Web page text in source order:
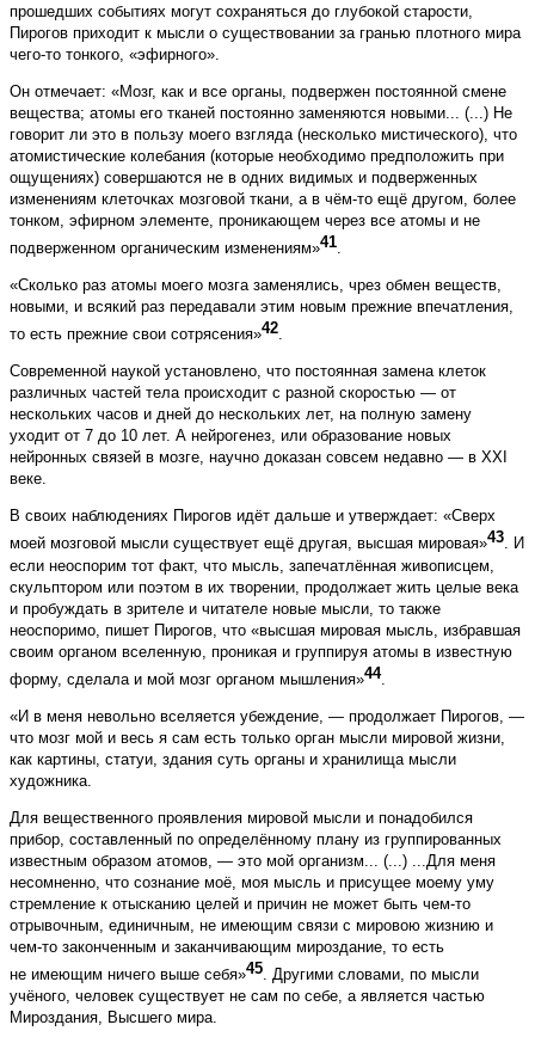
прошедших событиях могут сохраняться до глубокой старости,
Пирогов приходит к мысли о существовании за гранью плотного мира
чего-то тонкого, «эфирного».
Он отмечает: «Мозг, как и все органы, подвержен постоянной смене
вещества; атомы его тканей постоянно заменяются новыми... (...) Не
говорит ли это в пользу моего взгляда (несколько мистического), что
атомистические колебания (которые необходимо предположить при
ощущениях) совершаются не в одних видимых и подверженных
изменениям клеточках мозговой ткани, а в чём-то ещё другом, более
тонком, эфирном элементе, проникающем через все атомы и не
подверженном органическим изменениям»41
«Сколько раз атомы моего мозга заменялись, чрез обмен веществ,
новыми, и всякий раз передавали этим новым прежние впечатления,
то есть прежние свои сотрясения»42.
Современной наукой установлено, что постоянная замена клеток
различных частей тела происходит с разной скоростью — от
нескольких часов и дней до нескольких лет, на полную замену
уходит от 7 до 10 лет. А нейрогенез, или образование новых
нейронных связей в мозге, научно доказан совсем недавно — в XXI
веке.
В своих наблюдениях Пирогов идёт дальше и утверждает: «Сверх
моей мозговой мысли существует ещё другая, высшая мировая»43. И
если неоспорим тот факт, что мысль, запечатлённая живописцем,
скульптором или поэтом в их творении, продолжает жить целые века
и пробуждать в зрителе и читателе новые мысли, то также
неоспоримо, пишет Пирогов, что «высшая мировая мысль, избравшая
своим органом вселенную, проникая и группируя атомы в известную
форму, сделала и мой мозг органом мышления»44.
«И в меня невольно вселяется убеждение, — продолжает Пирогов, —
что мозг мой и весь я сам есть только орган мысли мировой жизни,
как картины, статуи, здания суть органы и хранилища мысли
художника.
Для вещественного проявления мировой мысли и понадобился
прибор, составленный по определённому плану из группированных
известным образом атомов, — это мой организм... (...) ...Для меня
несомненно, что сознание моё, моя мысль и присущее моему уму
стремление к отысканию целей и причин не может быть чем-то
отрывочным, единичным, не имеющим связи с мировою жизнию и
чем-то законченным и заканчивающим мироздание, то есть
не имеющим ничего выше себя»45. Другими словами, по мысли
учёного, человек существует не сам по себе, а является частью
Мироздания, Высшего мира.